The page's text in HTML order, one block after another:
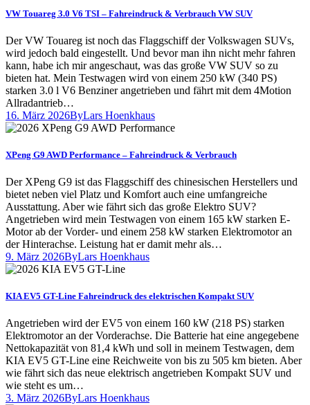
VW Touareg 3.0 V6 TSI – Fahreindruck & Verbrauch VW SUV
Der VW Touareg ist noch das Flaggschiff der Volkswagen SUVs,
wird jedoch bald eingestellt. Und bevor man ihn nicht mehr fahren
kann, habe ich mir angeschaut, was das große VW SUV so zu
bieten hat. Mein Testwagen wird von einem 250 kW (340 PS)
starken 3.0 l V6 Benziner angetrieben und fährt mit dem 4Motion
Allradantrieb…
16. März 2026ByLars Hoenkhaus
XPeng G9 AWD Performance – Fahreindruck & Verbrauch
Der XPeng G9 ist das Flaggschiff des chinesischen Herstellers und
bietet neben viel Platz und Komfort auch eine umfangreiche
Ausstattung. Aber wie fährt sich das große Elektro SUV?
Angetrieben wird mein Testwagen von einem 165 kW starken E-
Motor ab der Vorder- und einem 258 kW starken Elektromotor an
der Hinterachse. Leistung hat er damit mehr als…
9. März 2026ByLars Hoenkhaus
KIA EV5 GT-Line Fahreindruck des elektrischen Kompakt SUV
Angetrieben wird der EV5 von einem 160 kW (218 PS) starken
Elektromotor an der Vorderachse. Die Batterie hat eine angegebene
Nettokapazität von 81,4 kWh und soll in meinem Testwagen, dem
KIA EV5 GT-Line eine Reichweite von bis zu 505 km bieten. Aber
wie fährt sich das neue elektrisch angetrieben Kompakt SUV und
wie steht es um…
3. März 2026ByLars Hoenkhaus